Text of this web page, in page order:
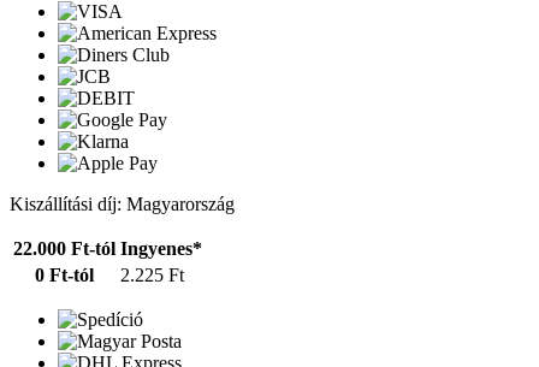
Kiszállítási díj: Magyarország
22.000 Ft-tól Ingyenes*
0 Ft-tól
2.225 Ft